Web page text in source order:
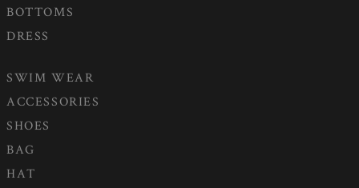
BOTTOMS
DRESS
SWIM WEAR
ACCESSORIES
SHOES
BAG
HAT